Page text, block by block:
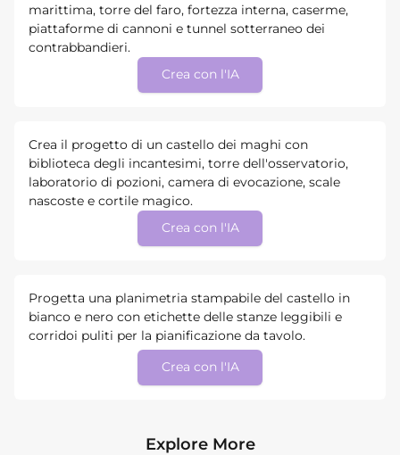
marittima, torre del faro, fortezza interna, caserme,
piattaforme di cannoni e tunnel sotterraneo dei
contrabbandieri.
Crea con l'IA
Crea il progetto di un castello dei maghi con
biblioteca degli incantesimi, torre dell'osservatorio,
laboratorio di pozioni, camera di evocazione, scale
nascoste e cortile magico.
Crea con l'IA
Progetta una planimetria stampabile del castello in
bianco e nero con etichette delle stanze leggibili e
corridoi puliti per la pianificazione da tavolo.
Crea con l'IA
Explore More